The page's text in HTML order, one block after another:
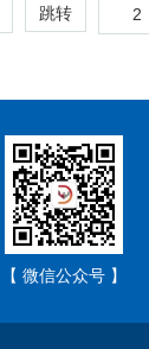
跳转 2
【 微信公众号 】